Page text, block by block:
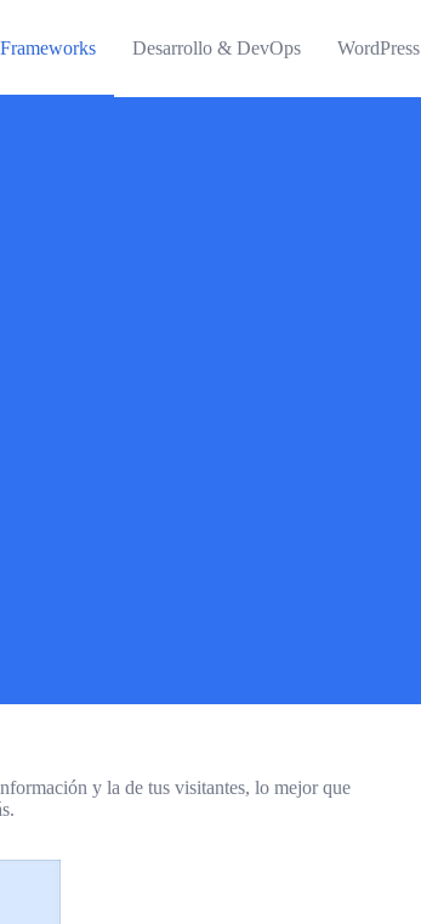
Desarrollo & DevOps WordPress
y la de tus visitantes, lo mejor que